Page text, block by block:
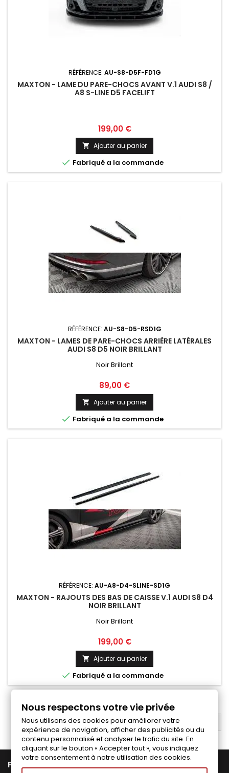
RÉFÉRENCE: AU-S8-D5F-FD1G
MAXTON - LAME DU PARE-CHOCS AVANT V.1 AUDI S8 /
A8 S-LINE D5 FACELIFT
Prix
199,00 €
 Ajouter au panier
 Fabriqué a la commande
RÉFÉRENCE: AU-S8-D5-RSD1G
MAXTON - LAMES DE PARE-CHOCS ARRIÈRE LATÉRALES
AUDI S8 D5 NOIR BRILLANT
Noir Brillant
Prix
89,00 €
 Ajouter au panier
 Fabriqué a la commande
RÉFÉRENCE: AU-A8-D4-SLINE-SD1G
MAXTON - RAJOUTS DES BAS DE CAISSE V.1 AUDI S8 D4
NOIR BRILLANT
Noir Brillant
Prix
199,00 €
 Ajouter au panier
 Fabriqué a la commande
Suivant
RETOUR EN HAUT
PRODUITS
Nous respectons votre vie privée
Nous utilisons des cookies pour améliorer votre
expérience de navigation, afficher des publicités ou du
contenu personnalisé et analyser le trafic du site. En
cliquant sur le bouton « Accepter tout », vous indiquez
votre consentement à notre utilisation des cookies.